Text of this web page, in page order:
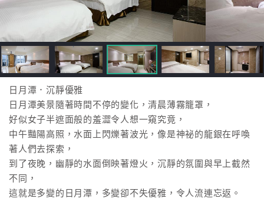
跟
飯
店
訂
房
HOT
特
色
民
宿
日月潭．沉靜優雅
日月潭美景隨著時間不停的變化，清晨薄霧籠罩，
好似女子半遮面般的羞澀令人想一窺究竟，
中午豔陽高照，水面上閃爍著波光，像是神祕的龍銀在呼喚
著人們去探索，
到了夜晚，幽靜的水面倒映著燈火，沉靜的氛圍與早上截然
不同，
這就是多變的日月潭，多變卻不失優雅，令人流連忘返。